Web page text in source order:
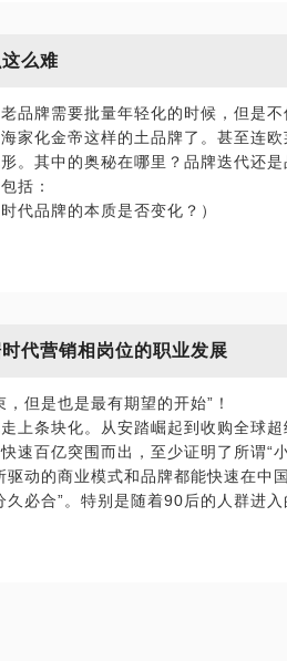
么难
品牌需要批量年轻化的时候，但是
家化金帝这样的土品牌了。甚至连
。其中的奥秘在哪里？品牌迭代还是
括：
代品牌的本质是否变化？）
代营销相岗位的职业发展
但是也是最有期望的开始”！
上条块化。从安踏崛起到收购全球
速百亿突围而出，至少证明了所谓“
驱动的商业模式和品牌都能快速在中
久必合”。特别是随着90后的人群进
的十年”，得之，命，失之，运。（运